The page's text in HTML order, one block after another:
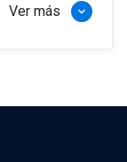
Ver más keyboard_arrow_down